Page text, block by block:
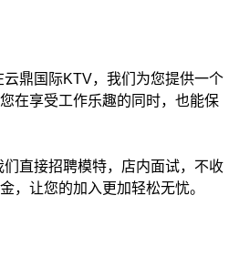
鼎国际KTV，我们为您提供一个
在享受工作乐趣的同时，也能保
直接招聘模特，店内面试，不收
，让您的加入更加轻松无忧。